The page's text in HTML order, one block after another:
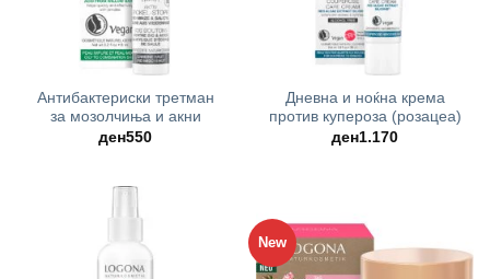
Антибактериски третман
за мозолчиња и акни
ден550
Дневна и ноќна крема
против купероза (розацеа)
ден1.170
New